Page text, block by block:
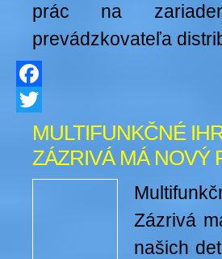
prác na
prevádzkovateľa
Facebook
TwitterMULTIFUNKČNÉ
ZÁZRIVÁ MÁ NOVÝ
Zázrivá
našich